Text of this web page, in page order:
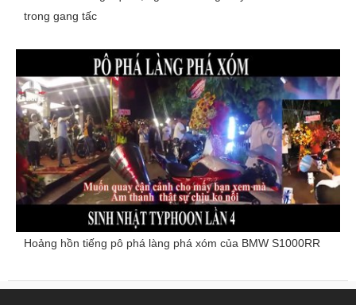
trong gang tấc
Hoảng hồn tiếng pô phá làng phá xóm của BMW S1000RR